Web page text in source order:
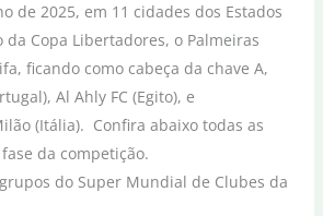
de 2025, em 11 cidades dos Estados
da Copa Libertadores, o Palmeiras
ficando como cabeça da chave A,
Al Ahly FC (Egito), e
(Itália). Confira abaixo todas as
da competição.